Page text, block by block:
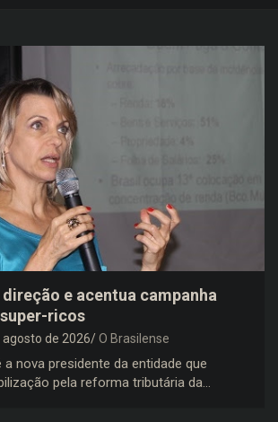
e acentua campanha
ricos
de 2026 O Brasilense
a nova presidente da entidade que
pela reforma tributária da…